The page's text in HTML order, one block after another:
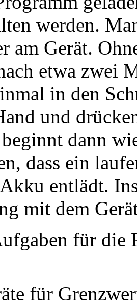
werden.
am Gerät.
etwa zwei
in den
und
dann
dass ein
entlädt.
mit dem
für die
für